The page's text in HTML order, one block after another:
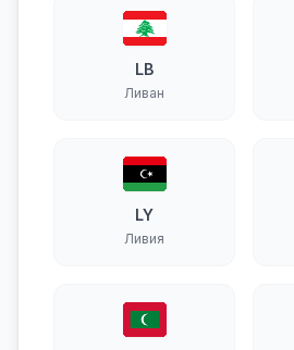
LB
Ливан
LY
Ливия